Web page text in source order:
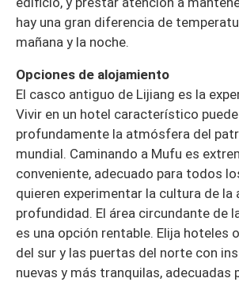
hay una gran diferencia de
mañana y la noche.
Opciones de alojamiento
El casco antiguo de Lijiang es la
Vivir en un hotel característico
profundamente la atmósfera del
mundial. Caminando a Mufu es
conveniente, adecuado para todos
quieren experimentar la cultura de la
profundidad. El área circundante de
es una opción rentable. Elija hoteles
del sur y las puertas del norte con
nuevas y más tranquilas, adecuadas